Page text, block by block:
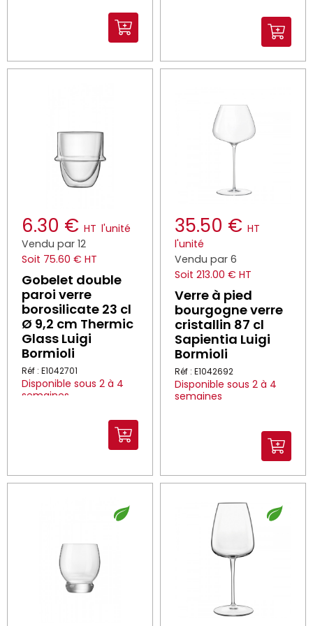
6.30 € HT l'unité
Vendu par 12
Soit 75.60 € HT
Gobelet double
paroi verre
borosilicate 23 cl
Ø 9,2 cm Thermic
Glass Luigi
Bormioli
Réf : E1042701
Disponible sous 2 à 4
semaines
35.50 € HT
l'unité
Vendu par 6
Soit 213.00 € HT
Verre à pied
bourgogne verre
cristallin 87 cl
Sapientia Luigi
Bormioli
Réf : E1042692
Disponible sous 2 à 4
semaines